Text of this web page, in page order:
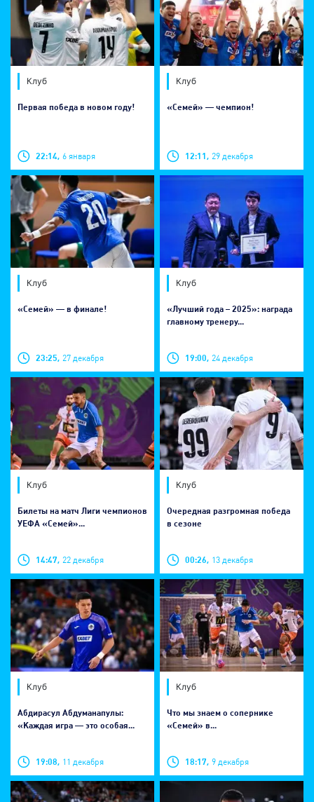
Клуб
Первая победа в новом году!
22:14, 6 января
Клуб
«Семей» — чемпион!
12:11, 29 декабря
Клуб
​«Семей» — в финале!
23:25, 27 декабря
Клуб
«Лучший года – 2025»: награда
главному тренеру...
19:00, 24 декабря
Клуб
Билеты на матч Лиги чемпионов
УЕФА «Семей»...
14:47, 22 декабря
Клуб
Очередная разгромная победа
в сезоне
00:26, 13 декабря
Клуб
Абдирасул Абдуманапулы:
«Каждая игра — это особая...
19:08, 11 декабря
Клуб
Что мы знаем о сопернике
«Семей» в...
18:17, 9 декабря